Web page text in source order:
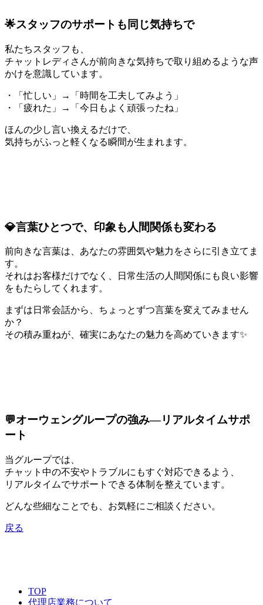
🌟スタッフのサポートも同じ気持ちで
私たちスタッフも、
チャットレディさんが前向きな気持ちで取り組めるような声
かけを意識しています。
・「忙しい」→「時間を工夫してみよう」
・「疲れた」→「今日もよく頑張ったね」
ほんの少し言い換えるだけで、
気持ちがふっと軽くなる瞬間が生まれます。
💎言葉ひとつで、印象も人間関係も変わる
前向きな言葉は、あなたの雰囲気や魅力をさらに引き立てま
す。
それはお客様だけでなく、日常生活の人間関係にも良い影響
をもたらしてくれます。
まずは日常会話から、ちょっとずつ言葉を変えてみません
か？
その積み重ねが、確実にあなたの魅力を高めていきます✨
💬オーウェングループの強み—リアルタイムサポ
ート
当グループでは、
チャット中の不安やトラブルにもすぐ対応できるよう、
リアルタイムでサポートできる体制を整えています。
どんな些細なことでも、お気軽にご相談ください。
戻る
TOP
代理店業務について